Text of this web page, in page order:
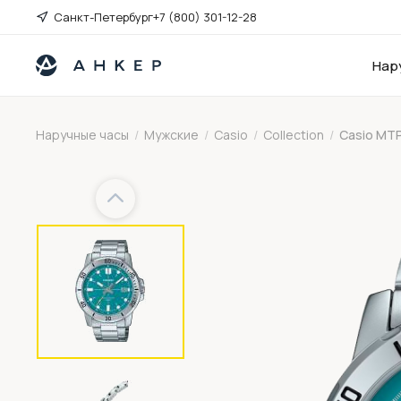
Санкт-Петербург+7 (800) 301-12-28
Наручные часы / Мужские / Casio / Collection / Casio
Previous